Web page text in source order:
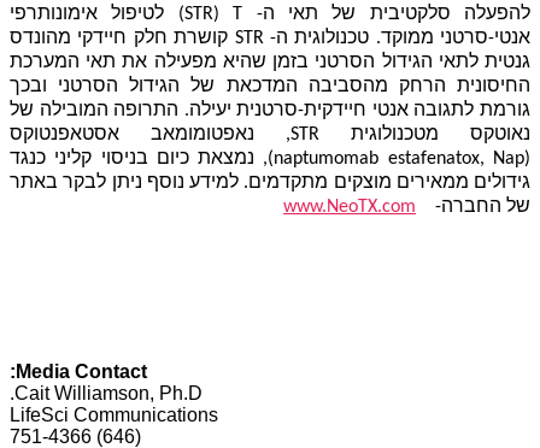
להפעלה סלקטיבית של תאי ה- T
(
STR
) לטיפול אימונותרפי
אנטי-סרטני ממוקד. טכנולוגית ה-STR קושרת חלק חיידקי מהונדס
גנטית לתאי הגידול הסרטני בזמן שהיא מפעילה את תאי המערכת
החיסונית הרחק מהסביבה המדכאת של הגידול הסרטני ובכך
גורמת לתגובה אנטי חיידקית-סרטנית יעילה. התרופה המובילה של
נאוטקס מטכנולוגית STR
, נאפטומומאב אסטאפנטוקס
(naptumomab estafenatox, Nap), נמצאת כיום בניסוי קליני כנגד
גידולים ממאירים מוצקים מתקדמים. למידע נוסף ניתן לבקר באתר
של החברה-
www.NeoTX.com
Media Contact:
Cait Williamson, Ph.D.
LifeSci Communications
(646) 751-4366